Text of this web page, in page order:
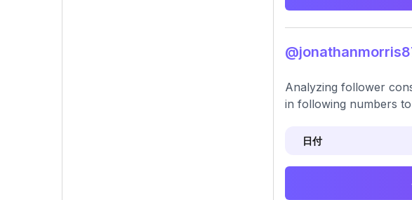
Analyzing follower
in following numbers
日付